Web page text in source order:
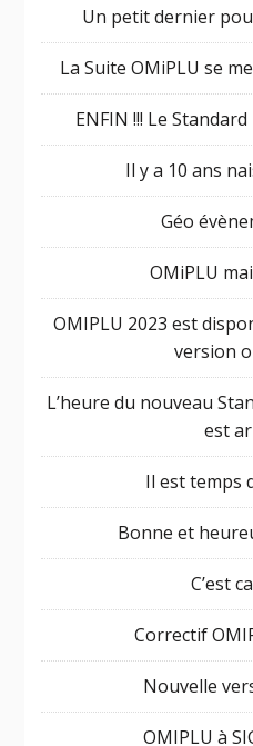
Un petit dernier
La Suite OMiPLU se
ENFIN !!! Le
Il y a 10 ans
Géo
OMiPLU
OMIPLU 2023 est
version
L’heure du nouveau
est
Il est temps
Bonne et
C’est
Correctif
Nouvelle
OMIPLU à